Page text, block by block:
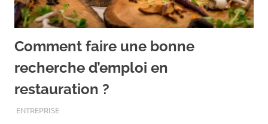
Comment faire une bonne
recherche d’emploi en
restauration ?
JANVIER 18, 2021
ASSOEDH
ENTREPRISE